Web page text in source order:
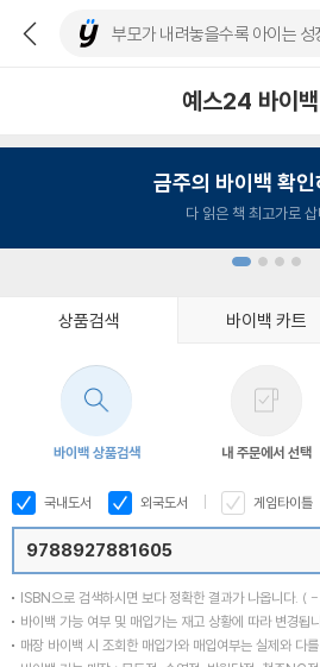
예스24 바이백
금주의 바이백 확
다 읽은 책 최고가로
상품검색 바이백 카트
바이백 상품검색 내 주문에서 선택
국내도서 외국도서 게임타이틀
ISBN으로 검색하시면 보다 정확한 결과가 나옵니다. ( -
바이백 가능 여부 및 매입가는 재고 상황에 따라 변경됩
매장 바이백 시 조회한 매입가와 매입여부는 실제와 다